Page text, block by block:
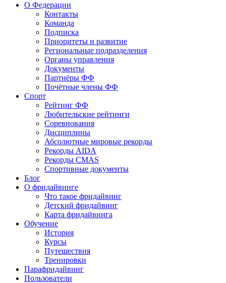
О Федерации
Контакты
Команда
Подписка
Приоритеты и развитие
Региональные подразделения
Органы управления
Документы
Партнёры ФФ
Почётные члены ФФ
Спорт
Рейтинг ФФ
Любительские рейтинги
Соревнования
Дисциплины
Абсолютные мировые рекорды
Рекорды AIDA
Рекорды CMAS
Спортивные документы
Блог
О фридайвинге
Что такое фридайвинг
Детский фридайвинг
Карта фридайвинга
Обучение
История
Курсы
Путешествия
Тренировки
Парафридайвинг
Пользователи